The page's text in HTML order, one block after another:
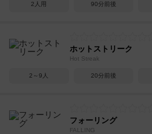
2人用 90分前後
ホットストリーク
Hot Streak
2～9人 20分前後
フォーリング
FALLING